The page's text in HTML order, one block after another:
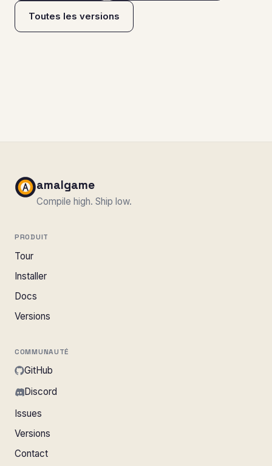
Toutes les versions
amalgame
Compile high. Ship low.
PRODUIT
Tour
Installer
Docs
Versions
COMMUNAUTÉ
GitHub
Discord
Issues
Versions
Contact